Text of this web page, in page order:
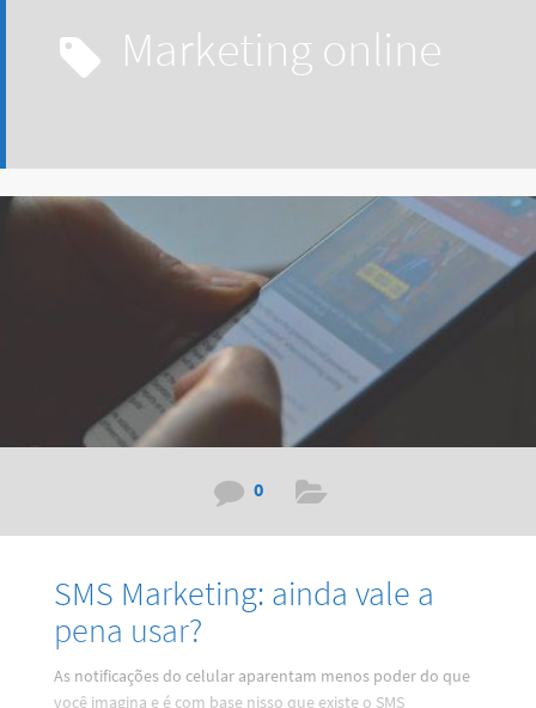
Marketing online
0
SMS Marketing: ainda vale a
pena usar?
As notificações do celular aparentam menos poder do que
você imagina e é com base nisso que existe o SMS